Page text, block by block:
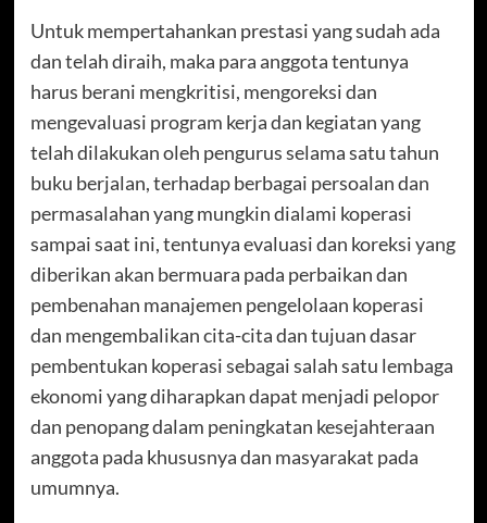
Untuk mempertahankan prestasi yang sudah ada
dan telah diraih, maka para anggota tentunya
harus berani mengkritisi, mengoreksi dan
mengevaluasi program kerja dan kegiatan yang
telah dilakukan oleh pengurus selama satu tahun
buku berjalan, terhadap berbagai persoalan dan
permasalahan yang mungkin dialami koperasi
sampai saat ini, tentunya evaluasi dan koreksi yang
diberikan akan bermuara pada perbaikan dan
pembenahan manajemen pengelolaan koperasi
dan mengembalikan cita-cita dan tujuan dasar
pembentukan koperasi sebagai salah satu lembaga
ekonomi yang diharapkan dapat menjadi pelopor
dan penopang dalam peningkatan kesejahteraan
anggota pada khususnya dan masyarakat pada
umumnya.